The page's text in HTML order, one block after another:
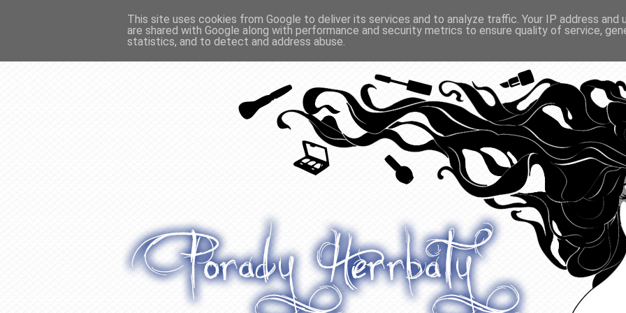
O WŁOSACH RECENZJE WYWIADY O ODŻYWIANIU GADŻETY KONKURSY POLECANE
This site uses cookies from Google to deliver its services and to analyze traffic. Your IP address and
are shared with Google along with performance and security metrics to ensure quality of service,
statistics, and to detect and address abuse.